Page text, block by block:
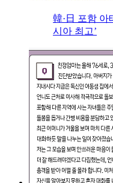
韓·日 포함 아
시아 최고’